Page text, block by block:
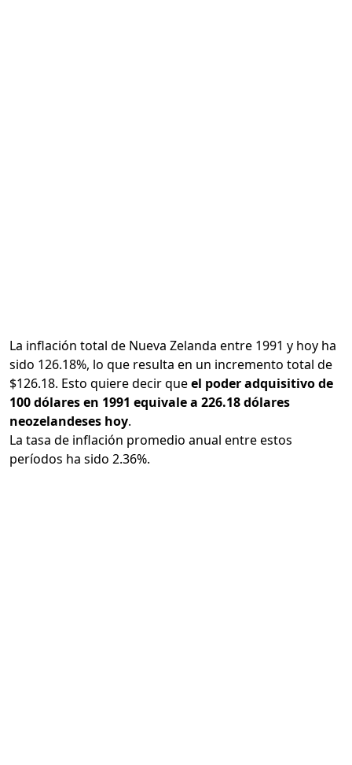
La inflación total de Nueva Zelanda entre 1991 y hoy ha
sido 126.18%, lo que resulta en un incremento total de
$126.18. Esto quiere decir queel poder adquisitivo de
100 dólares en 1991 equivale a 226.18 dólares
neozelandeses hoy.
La tasa de inflación promedio anual entre estos
períodos ha sido 2.36%.